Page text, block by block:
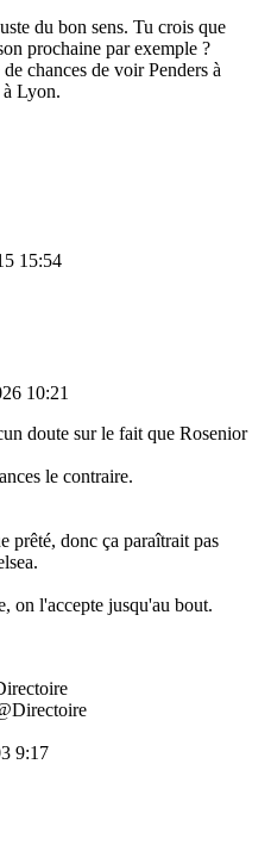
du bon sens. Tu crois que
prochaine par exemple ?
chances de voir Penders à
à Lyon.
15:54
10:21
doute sur le fait que Rosenior
le contraire.
prêté, donc ça paraîtrait pas
on l'accepte jusqu'au bout.
9:17